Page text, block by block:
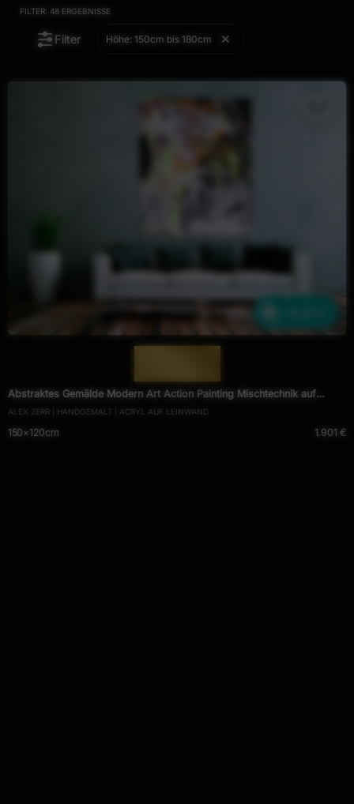
FILTER: 48 ERGEBNISSE
Filter Höhe: 150cm bis 180cm
Abstraktes Gemälde Modern Art Action Painting Mischtechnik auf
Leiwnand handgemalt
ALEX ZERR | HANDGEMALT | ACRYL AUF LEINWAND
150×120cm 1.901 €